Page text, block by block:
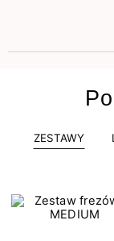
ZESTAWY